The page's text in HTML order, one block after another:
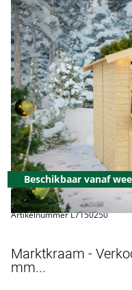
Beschikbaar vanaf
Artikelnummer L7150250
Marktkraam -
mm...